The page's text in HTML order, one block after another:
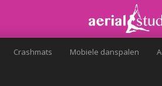
Crashmats Mobiele danspalen